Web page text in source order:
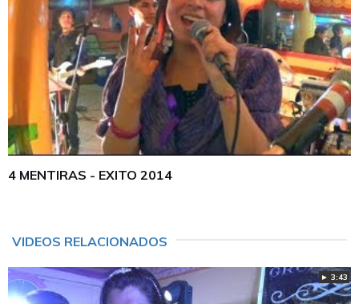
4 MENTIRAS - EXITO 2014
VIDEOS RELACIONADOS
► 3:43